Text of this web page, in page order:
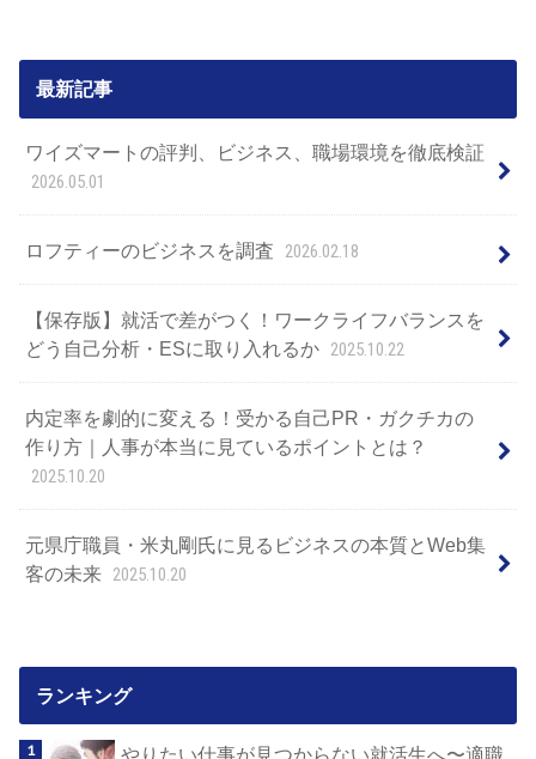
最新記事
ワイズマートの評判、ビジネス、職場環境を徹底検証
2026.05.01
ロフティーのビジネスを調査 2026.02.18
【保存版】就活で差がつく！ワークライフバランスを
どう自己分析・ESに取り入れるか 2025.10.22
内定率を劇的に変える！受かる自己PR・ガクチカの
作り方｜人事が本当に見ているポイントとは？
2025.10.20
元県庁職員・米丸剛氏に見るビジネスの本質とWeb集
客の未来 2025.10.20
ランキング
やりたい仕事が見つからない就活生へ〜適職